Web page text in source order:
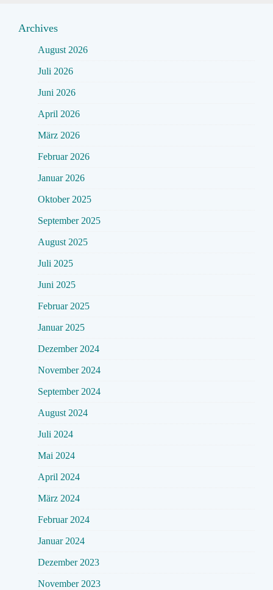
Archives
August 2026
Juli 2026
Juni 2026
April 2026
März 2026
Februar 2026
Januar 2026
Oktober 2025
September 2025
August 2025
Juli 2025
Juni 2025
Februar 2025
Januar 2025
Dezember 2024
November 2024
September 2024
August 2024
Juli 2024
Mai 2024
April 2024
März 2024
Februar 2024
Januar 2024
Dezember 2023
November 2023